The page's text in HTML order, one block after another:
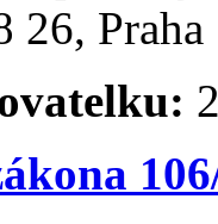
26,